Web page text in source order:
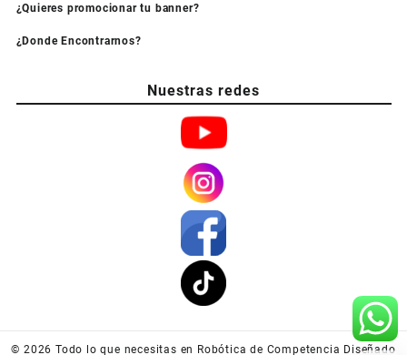
¿Quieres promocionar tu banner?
¿Donde Encontrarnos?
Nuestras redes
© 2026 Todo lo que necesitas en Robótica de Competencia Diseñado